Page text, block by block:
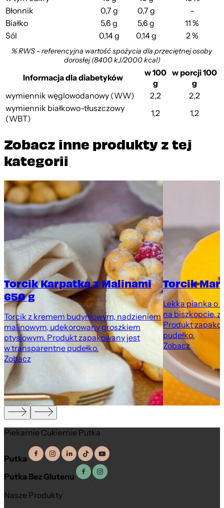
Błonnik
0,7 g 0,7 g
–
Białko
5,6 g 5,6 g
11 %
Sól
0,14 g 0,14 g 2 %
% RWS - referencyjna wartość spożycia dla przeciętnej osoby
dorosłej (8400 kJ/2000 kcal)
Informacja dla diabetyków
w 100
g
w porcji 100
g
wymiennik węglowodanowy (WW)
2,2
2,2
wymiennik białkowo-tłuszczowy
(WBT)
1,2 1,2
Zobacz inne produkty z tej
kategorii
Torcik Karpatka z Malinami
650 g
Torcik z kremem budyniowym, nadzieniem
malinowym, udekorowany groszkiem
ptysiowym. Produkt zapakowany jest
w transparentne pudełko.
Zobacz
Torcik
Lekka pianka o
na biszkopcie,
Produkt
pudełko.
Zobacz
Piekarnie Cukiernie Putka
Putka
Putka Bez Glutenu
Nasze Produkty